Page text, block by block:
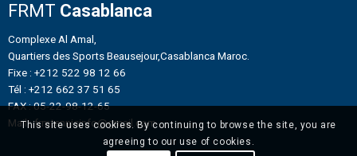
FRMT Casablanca
Complexe Al Amal,
Quartiers des Sports Beausejour,Casablanca Maroc.
Fixe : +212 522 98 12 66
Tél : +212 662 37 51 65
FAX : 05-22-98-12-65
Mail : frmtennisinfo@gmail.com
This site uses cookies. By continuing to browse the site, you are
agreeing to our use of cookies.